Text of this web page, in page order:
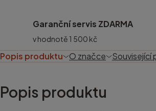
Garanční servis ZDARMA
v hodnotě 1 500 kč
Popis produktu O značce Související
Popis produktu